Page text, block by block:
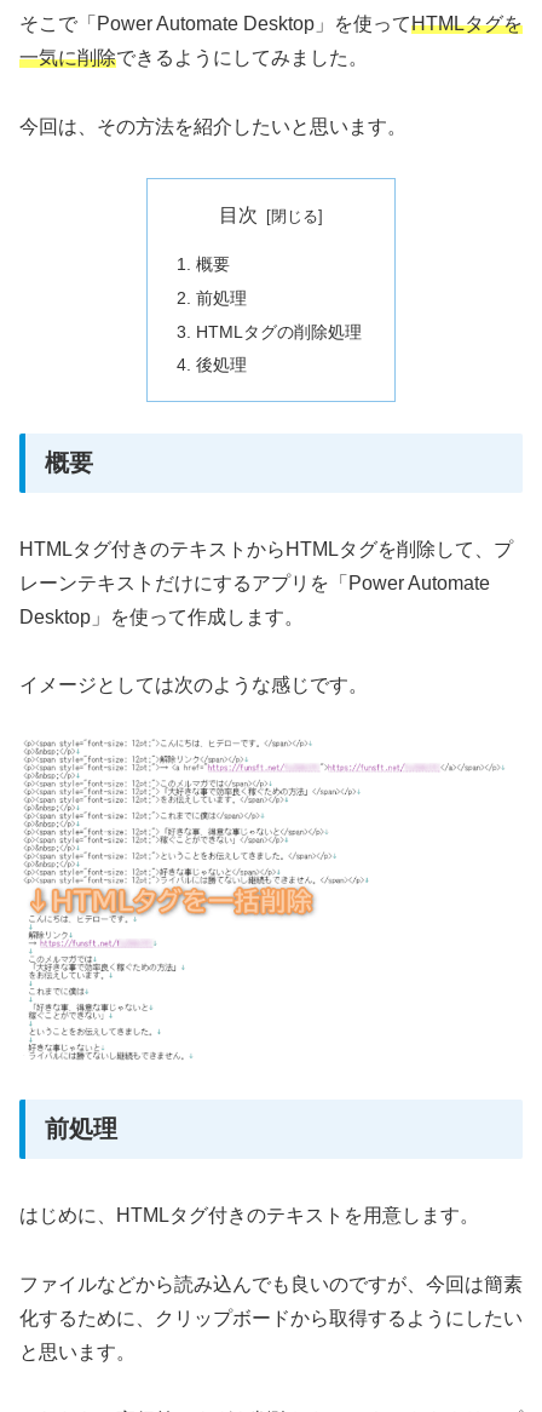
そこで「Power Automate Desktop」を使ってHTMLタグを
一気に削除できるようにしてみました。
今回は、その方法を紹介したいと思います。
目次
概要
前処理
HTMLタグの削除処理
後処理
概要
HTMLタグ付きのテキストからHTMLタグを削除して、プ
レーンテキストだけにするアプリを「Power Automate
Desktop」を使って作成します。
イメージとしては次のような感じです。
前処理
はじめに、HTMLタグ付きのテキストを用意します。
ファイルなどから読み込んでも良いのですが、今回は簡素
化するために、クリップボードから取得するようにしたい
と思います。